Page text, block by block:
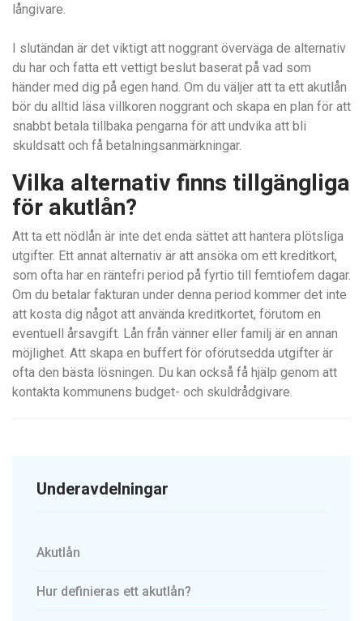
långivare.
I slutändan är det viktigt att noggrant överväga de alternativ
du har och fatta ett vettigt beslut baserat på vad som
händer med dig på egen hand. Om du väljer att ta ett akutlån
bör du alltid läsa villkoren noggrant och skapa en plan för att
snabbt betala tillbaka pengarna för att undvika att bli
skuldsatt och få betalningsanmärkningar.
Vilka alternativ finns tillgängliga
för akutlån?
Att ta ett nödlån är inte det enda sättet att hantera plötsliga
utgifter. Ett annat alternativ är att ansöka om ett kreditkort,
som ofta har en räntefri period på fyrtio till femtiofem dagar.
Om du betalar fakturan under denna period kommer det inte
att kosta dig något att använda kreditkortet, förutom en
eventuell årsavgift. Lån från vänner eller familj är en annan
möjlighet. Att skapa en buffert för oförutsedda utgifter är
ofta den bästa lösningen. Du kan också få hjälp genom att
kontakta kommunens budget- och skuldrådgivare.
Underavdelningar
Akutlån
Hur definieras ett akutlån?